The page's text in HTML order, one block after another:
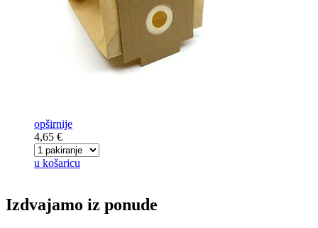
opširnije
4,65 €
u košaricu
Izdvajamo iz ponude